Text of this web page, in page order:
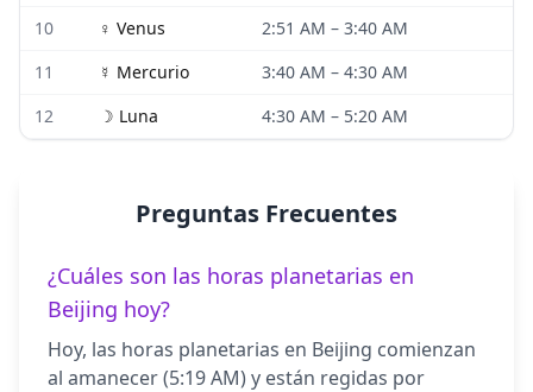
10
♀ Venus 2:51 AM – 3:40 AM
11
☿ Mercurio 3:40 AM – 4:30 AM
12
☽ Luna 4:30 AM – 5:20 AM
Preguntas Frecuentes
¿Cuáles son las horas planetarias en
Beijing hoy?
Hoy, las horas planetarias en Beijing comienzan
al amanecer (5:19 AM) y están regidas por